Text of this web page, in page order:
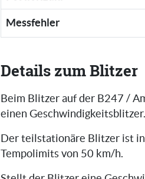
Messfehler
Details zum Blitzer
Beim Blitzer auf der B247 /
einen Geschwindigkeitsblitzer.
Der teilstationäre Blitzer ist
Tempolimits von 50 km/h.